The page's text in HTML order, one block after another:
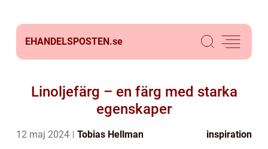
EHANDELSPOSTEN.se
Linoljefärg – en färg med starka
egenskaper
12 maj 2024 Tobias Hellman inspiration